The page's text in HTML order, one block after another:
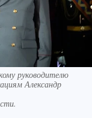
руководителю
Александр